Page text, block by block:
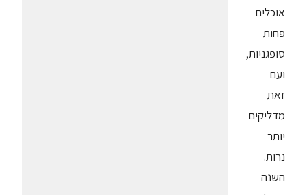
אוכלים
פחות
סופגניות,
ועם
זאת
מדליקים
יותר
נרות.
השנה